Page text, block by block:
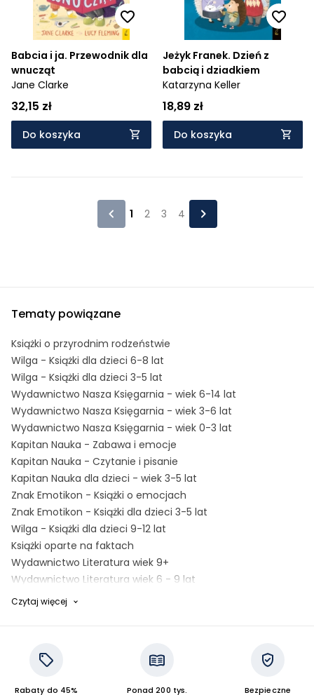
Babcia i ja. Przewodnik dla
wnucząt
Jane Clarke
32,15 zł
Do koszyka
Jeżyk Franek. Dzień z
babcią i dziadkiem
Katarzyna Keller
18,89 zł
Do koszyka
1 2 3 4
Tematy powiązane
Książki o przyrodnim rodzeństwie
Wilga - Książki dla dzieci 6-8 lat
Wilga - Książki dla dzieci 3-5 lat
Wydawnictwo Nasza Księgarnia - wiek 6-14 lat
Wydawnictwo Nasza Księgarnia - wiek 3-6 lat
Wydawnictwo Nasza Księgarnia - wiek 0-3 lat
Kapitan Nauka - Zabawa i emocje
Kapitan Nauka - Czytanie i pisanie
Kapitan Nauka dla dzieci - wiek 3-5 lat
Znak Emotikon - Książki o emocjach
Znak Emotikon - Książki dla dzieci 3-5 lat
Wilga - Książki dla dzieci 9-12 lat
Książki oparte na faktach
Wydawnictwo Literatura wiek 9+
Wydawnictwo Literatura wiek 6 - 9 lat
Wydawnictwo Literatura wiek 0 - 6 lat
Książki o wychowaniu
Czytaj więcej
Rabaty do 45%
Ponad 200 tys.
Bezpieczne